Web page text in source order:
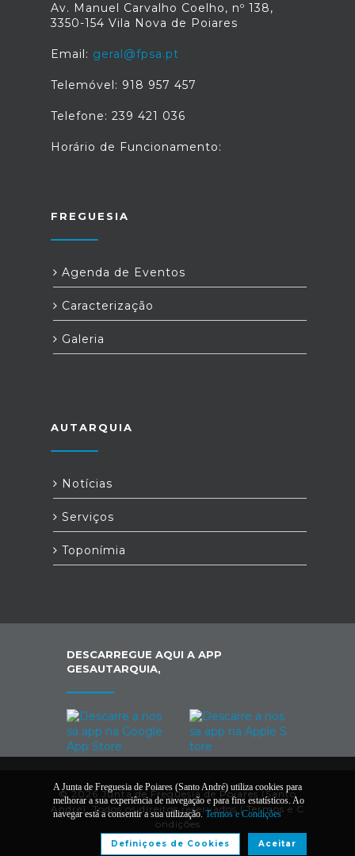
Av. Manuel Carvalho Coelho, nº 138,
3350-154 Vila Nova de Poiares
Email: geral@fpsa.pt
Telemóvel: 918 957 457
Telefone: 239 421 036
Horário de Funcionamento:
FREGUESIA
Agenda de Eventos
Caracterização
Galeria
AUTARQUIA
Notícias
Serviços
Toponímia
DESCARREGUE AQUI A APP
GESAUTARQUIA,
© 2026 Junta de Freguesia de Poiares (Santo
André). Todos os direitos reservados |Termos e C
ondições
A Junta de Freguesia de Poiares (Santo André) utiliza cookies para
melhorar a sua experiência de navegação e para fins estatísticos. Ao
navegar está a consentir a sua utilização.Termos e Condições
Aceitar
Definiçoes de Cookies